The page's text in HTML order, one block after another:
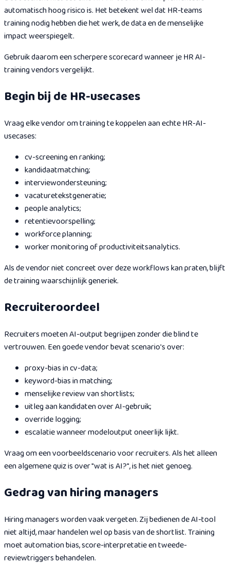
automatisch hoog risico is. Het betekent wel dat HR-teams
training nodig hebben die het werk, de data en de menselijke
impact weerspiegelt.
Gebruik daarom een scherpere scorecard wanneer je HR AI-
training vendors vergelijkt.
Begin bij de HR-usecases
Vraag elke vendor om training te koppelen aan echte HR-AI-
usecases:
cv-screening en ranking;
kandidaatmatching;
interviewondersteuning;
vacaturetekstgeneratie;
people analytics;
retentievoorspelling;
workforce planning;
worker monitoring of productiviteitsanalytics.
Als de vendor niet concreet over deze workflows kan praten, blijft
de training waarschijnlijk generiek.
Recruiteroordeel
Recruiters moeten AI-output begrijpen zonder die blind te
vertrouwen. Een goede vendor bevat scenario's over:
proxy-bias in cv-data;
keyword-bias in matching;
menselijke review van shortlists;
uitleg aan kandidaten over AI-gebruik;
override logging;
escalatie wanneer modeloutput oneerlijk lijkt.
Vraag om een voorbeeldscenario voor recruiters. Als het alleen
een algemene quiz is over "wat is AI?", is het niet genoeg.
Gedrag van hiring managers
Hiring managers worden vaak vergeten. Zij bedienen de AI-tool
niet altijd, maar handelen wel op basis van de shortlist. Training
moet automation bias, score-interpretatie en tweede-
reviewtriggers behandelen.